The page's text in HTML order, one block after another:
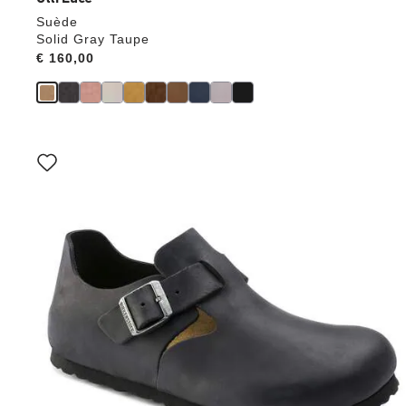
Suède
Solid Gray Taupe
Price:
€ 160,00
Als
je
selecteert,
wordt
productafbeelding
hieraan
aangepast